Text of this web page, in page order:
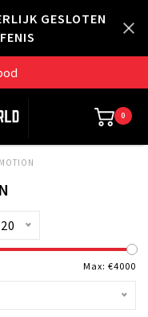
GESLOTEN
0
20
Max: €4000